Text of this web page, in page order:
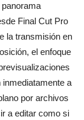
Final Cut Pro
la transmisión en
el enfoque
a
por archivos
a editar como si